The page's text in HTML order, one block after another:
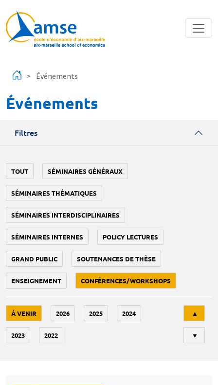
Événements
Événements
Filtres
TOUT SÉMINAIRES GÉNÉRAUX
SÉMINAIRES THÉMATIQUES
SÉMINAIRES INTERDISCIPLINAIRES
SÉMINAIRES INTERNES POLICY LECTURES
GRAND PUBLIC SOUTENANCES DE THÈSE
ENSEIGNEMENT CONFÉRENCES/WORKSHOPS
À VENIR 2026 2025 2024
2023 2022
▲
▼